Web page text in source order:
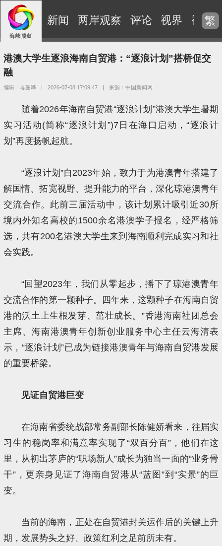
新闻 两岸观察 评论 视界 视频
繁
港澳大学生逐浪海南自贸港：“逐浪计划”搭桥促交
融
编辑：母曼晔 | 2026-07-08 17:09:47 | 来源：中国新闻网
随着2026年海南自贸港“逐浪计划”港澳大学生暑期
实习活动(简称“逐浪计划”)7日在海口启动，“逐浪计
划”再度扬帆起航。
“逐浪计划”自2023年始，致力于为港澳青年搭建了
解国情、拓宽视野、提升能力的平台，深化琼港澳青年
交流合作。此前三届活动中，该计划累计吸引近30所
境内外知名高校的1500余名港澳学子报名，经严格筛
选，共有200名港澳大学生来到海南顺利完成实习和社
会实践。
“回望2023年，我们从零起步，播下了琼港澳青年
交流合作的第一颗种子。四年来，这颗种子在海南自贸
港的沃土上生根发芽、茁壮成长。”香港海南社团总会
主席、海南港澳青年创新创业服务中心主任云海清表
示，“逐浪计划”已成为链接港澳青年与海南自贸港发展
的重要桥梁。
见证自贸港巨变
在海南省委统战部常务副部长陈健娇看来，往届实
习生的稳岗率和满意率实现了“双百分百”，他们在这
里，从初出茅庐的“职场新人”成长为独当一面的“业务骨
干”，更亲身见证了海南自贸港从“蓝图”到“实景”的巨
变。
当前的海南，正处在自贸港封关运作后的关键上升
期，发展势头之好、政策红利之足前所未有。